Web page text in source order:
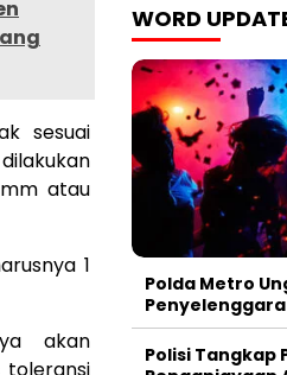
sesuai
atau
1
akan
WORD
Polda Metro
Polisi Tangkap